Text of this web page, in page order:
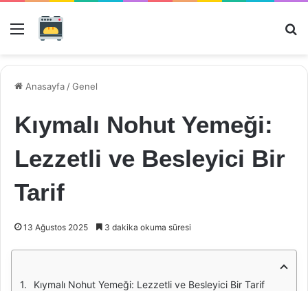
Menü
Anasayfa /Genel
Kıymalı Nohut Yemeği:
Lezzetli ve Besleyici Bir
Tarif
13 Ağustos 2025 3 dakika okuma süresi
Kıymalı Nohut Yemeği: Lezzetli ve Besleyici Bir Tarif